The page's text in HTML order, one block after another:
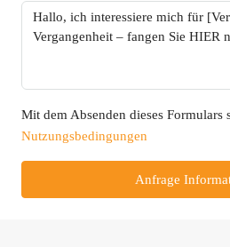
Mit dem Absenden dieses Formulars
Nutzungsbedingungen
Anfrage